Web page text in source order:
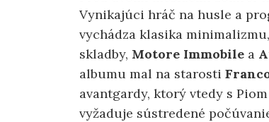
Vynikajúci hráč na husle a
vychádza klasika
skladby, Motore Immobile a
albumu mal na starosti
avantgardy, ktorý vtedy s
vyžaduje sústredené